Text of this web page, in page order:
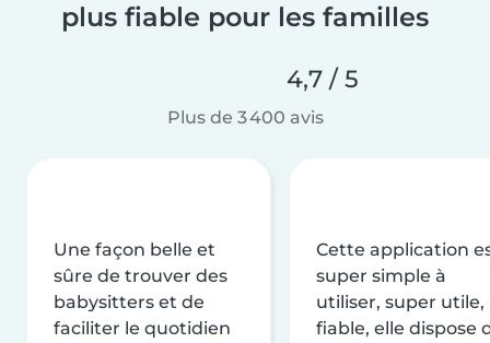
plus fiable pour les familles
4,7 / 5
Plus de 3 400 avis
Une façon belle et
sûre de trouver des
babysitters et de
faciliter le quotidien
Cette application
super simple à
utiliser, super utile,
fiable, elle dispose